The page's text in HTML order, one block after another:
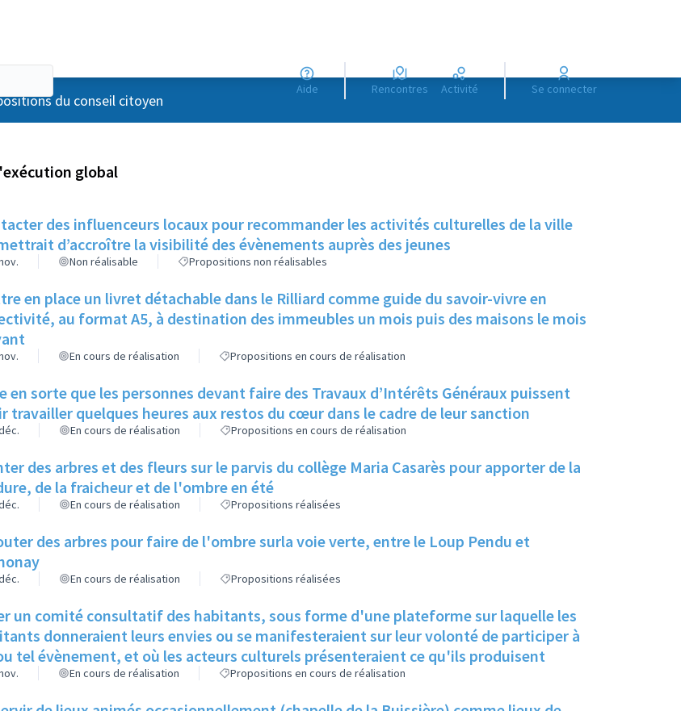
Aide Rencontres Activité Se connecter
du conseil citoyen
global
des influenceurs locaux pour recommander les activités culturelles de la ville
d’accroître la visibilité des évènements auprès des jeunes
Non réalisable Propositions non réalisables
en place un livret détachable dans le Rilliard comme guide du savoir-vivre en
au format A5, à destination des immeubles un mois puis des maisons le mois
En cours de réalisation Propositions en cours de réalisation
les personnes devant faire des Travaux d’Intérêts Généraux puissent
travailler quelques heures aux restos du cœur dans le cadre de leur sanction
En cours de réalisation Propositions en cours de réalisation
des arbres et des fleurs sur le parvis du collège Maria Casarès pour apporter de la
de la fraicheur et de l'ombre en été
En cours de réalisation Propositions réalisées
des arbres pour faire de l'ombre surla voie verte, entre le Loup Pendu et
En cours de réalisation Propositions réalisées
un comité consultatif des habitants, sous forme d'une plateforme sur laquelle les
donneraient leurs envies ou se manifesteraient sur leur volonté de participer à
tel évènement, et où les acteurs culturels présenteraient ce qu'ils produisent
En cours de réalisation Propositions en cours de réalisation